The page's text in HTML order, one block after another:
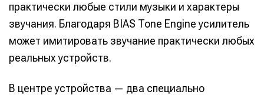
практически любые стили музыки и характеры
звучания. Благодаря BIAS Tone Engine усилитель
может имитировать звучание практически любых
реальных устройств.
В центре устройства — два специально